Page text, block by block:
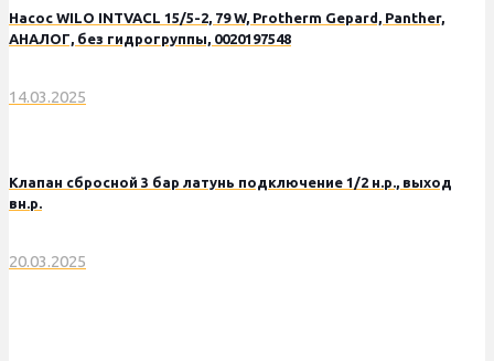
Насос WILO INTVACL 15/5-2, 79 W, Protherm Gepard, Panther,
АНАЛОГ, без гидрогруппы, 0020197548
14.03.2025
Клапан сбросной 3 бар латунь подключение 1/2 н.р., выход
вн.р.
20.03.2025